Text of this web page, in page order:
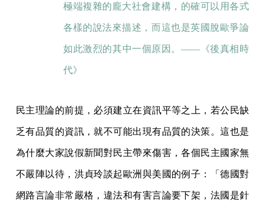
極端複雜的龐大社會建構，的確可以用各式
各樣的說法來描述，而這也是英國脫歐爭論
如此激烈的其中一個原因。——《後真相時
代》
民主理論的前提，必須建立在資訊平等之上，若公民缺
乏有品質的資訊，就不可能出現有品質的決策。這也是
為什麼大家說假新聞對民主帶來傷害，各個民主國家無
不嚴陣以待，洪貞玲談起歐洲與美國的例子：「德國對
網路言論非常嚴格，違法和有害言論要下架，法國是針